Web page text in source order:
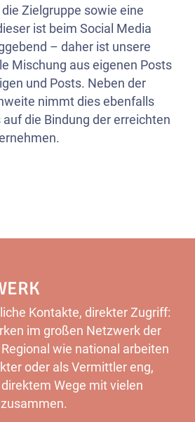
Zielgruppe sowie eine
ist beim Social Media
– daher ist unsere
Mischung aus eigenen Posts
und Posts. Neben der
nimmt dies ebenfalls
die Bindung der erreichten
Kontakte, direkter Zugriff:
im großen Netzwerk der
wie national arbeiten
oder als Vermittler eng,
Wege mit vielen